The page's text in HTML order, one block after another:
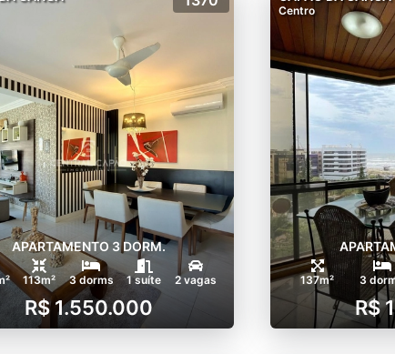
APARTAMENTO 3 DORM.
113m² 3 dorms 1 suíte 2 vagas
R$ 1.550.000
Centro
137m² 3
R$